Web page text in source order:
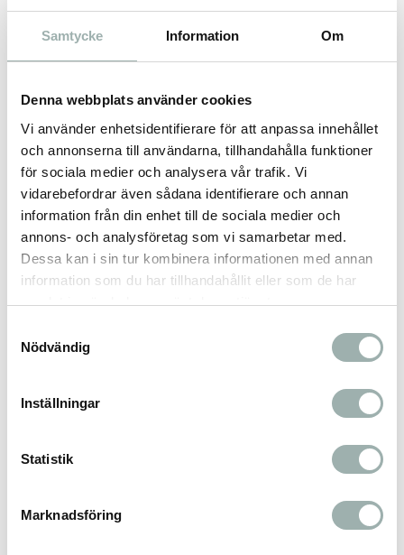
Samtycke Information Om
Denna webbplats använder cookies
Vi använder enhetsidentifierare för att anpassa innehållet
och annonserna till användarna, tillhandahålla funktioner
för sociala medier och analysera vår trafik. Vi
vidarebefordrar även sådana identifierare och annan
information från din enhet till de sociala medier och
annons- och analysföretag som vi samarbetar med.
Dessa kan i sin tur kombinera informationen med annan
information som du har tillhandahållit eller som de har
samlat in när du har använt deras tjänster.
Nödvändig
Inställningar
Statistik
Marknadsföring
Reflex-detaljer.
Justerbar midja och krage.
Färg: Svart
Storlek: 35 (se bilder för storleksguide)
Material: 96% POLYESTER, 4% ELASTANE.
Omdömen
Du
Bli den första att lämna ett omdöme.